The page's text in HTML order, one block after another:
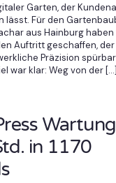
Garten, der
lässt. Für den
aus Hainburg haben
Auftritt geschaffen, der
Präzision
war klar: Weg von der […]
in 1170